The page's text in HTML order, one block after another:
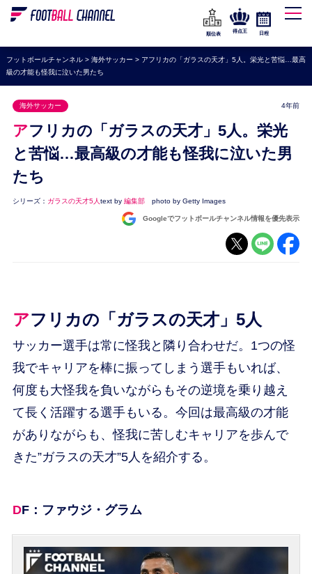
WEリーグ
海外サッカー
プレミアリーグ
ラ・リーガ
セリエA
ブンデスリーガ
ナショナルチーム
順位表
得点王 日程
フットボールチャンネル> 海外サッカー > アフリカの「ガラスの天才」5人。栄光と苦悩…最高
級の才能も怪我に泣いた男たち
海外サッカー 4年前
アフリカの「ガラスの天才」5人。栄光
と苦悩…最高級の才能も怪我に泣いた男
たち
シリーズ： ガラスの天才5人 text by 編集部 photo by Getty Images
Googleでフットボールチャンネル情報を優先表示
アフリカの「ガラスの天才」5人
サッカー選手は常に怪我と隣り合わせだ。1つの怪
我でキャリアを棒に振ってしまう選手もいれば、
何度も大怪我を負いながらもその逆境を乗り越え
て長く活躍する選手もいる。今回は最高級の才能
がありながらも、怪我に苦しむキャリアを歩んで
きた”ガラスの天才”5人を紹介する。
DF：ファウジ・グラム